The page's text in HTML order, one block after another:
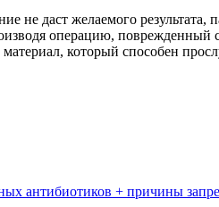
не даст желаемого
операцию, поврежденный
который способен
антибиотиков + причины